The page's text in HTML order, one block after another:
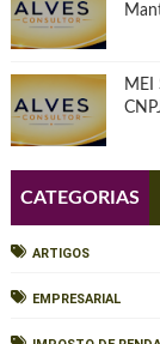
MEI
CATEGORIAS
ARTIGOS
EMPRESARIAL